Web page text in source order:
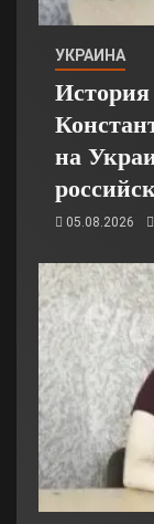
УКРАИНА
на
05.08.2026